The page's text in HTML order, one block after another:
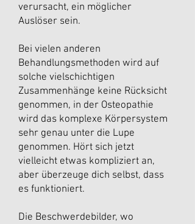
verursacht, ein möglicher
Auslöser sein.
Bei vielen anderen
Behandlungsmethoden wird auf
solche vielschichtigen
Zusammenhänge keine Rücksicht
genommen, in der Osteopathie
wird das komplexe Körpersystem
sehr genau unter die Lupe
genommen. Hört sich jetzt
vielleicht etwas kompliziert an,
aber überzeuge dich selbst, dass
es funktioniert.
Die Beschwerdebilder, wo